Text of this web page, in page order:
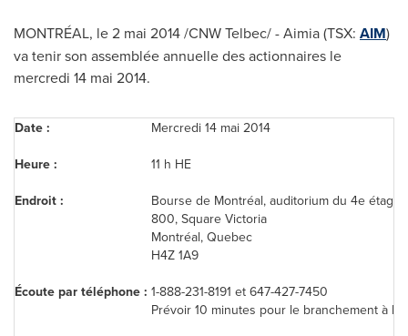
MONTRÉAL, le 2 mai 2014 /CNW Telbec/ - Aimia (TSX: AIM)
va tenir son assemblée annuelle des actionnaires le
mercredi 14 mai 2014.
Date :
Mercredi 14 mai 2014
Heure :
11 h HE
Endroit :
Bourse de Montréal, auditorium du 4e étage
800, Square Victoria
Montréal, Quebec
H4Z 1A9
Écoute par téléphone : 1-888-231-8191 et 647-427-7450
Prévoir 10 minutes pour le branchement à la